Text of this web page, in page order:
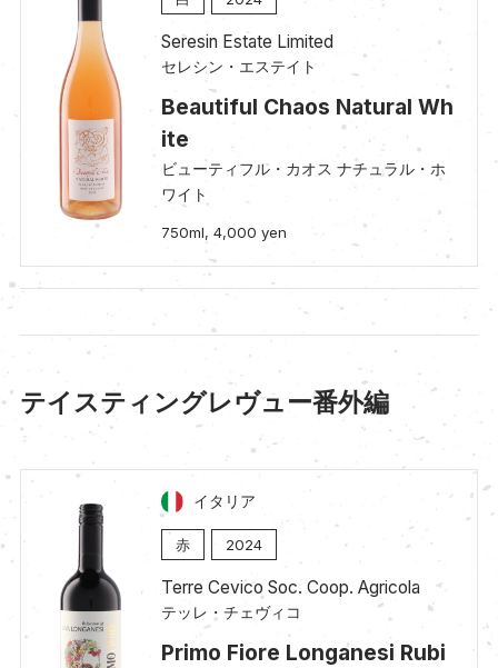
Seresin Estate Limited
セレシン・エステイト
Beautiful Chaos Natural Wh
ite
ビューティフル・カオス ナチュラル・ホ
ワイト
750ml, 4,000 yen
テイスティングレヴュー番外編
イタリア
赤 2024
Terre Cevico Soc. Coop. Agricola
テッレ・チェヴィコ
Primo Fiore Longanesi Rubi